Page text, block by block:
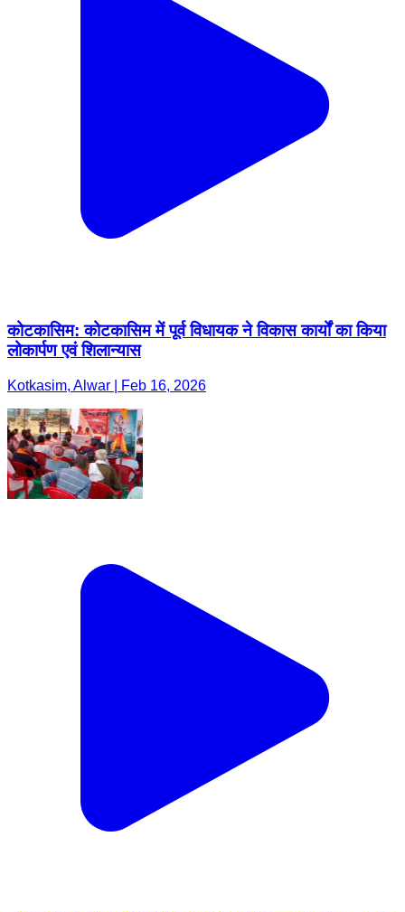
कोटकासिम: कोटकासिम में पूर्व विधायक ने विकास कार्यों का किया
लोकार्पण एवं शिलान्यास
Kotkasim, Alwar | Feb 16, 2026